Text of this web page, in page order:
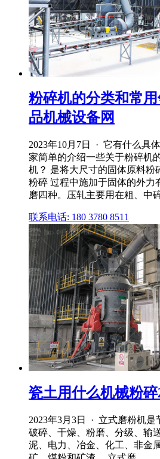
粉碎机的分类和常
品机械设备网
2023年10月7日 · 它有什么具
家简单的介绍一些关于粉碎机
机？ 是将大尺寸的固体原料粉
粉碎 过程中施加于固体的外力
磨四种。压轧主要用在粗、中
联系电话: 180 3780 8511
瓷土用什么机械粉
2023年3月3日 · 立式磨粉机
破碎、干燥、粉磨、分级、输
泥、电力、冶金、化工、非金